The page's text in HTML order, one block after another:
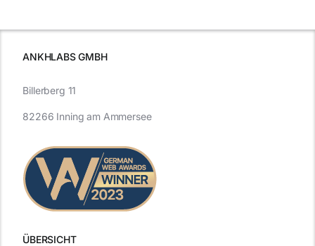
ANKHLABS GMBH
ÜBERSICHT
Billerberg 11
82266 Inning am Ammersee